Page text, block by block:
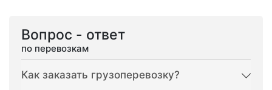
Вопрос - ответ
по перевозкам
Как заказать грузоперевозку?